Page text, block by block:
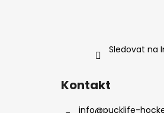
Sledovat na
Kontakt
info@pucklife-